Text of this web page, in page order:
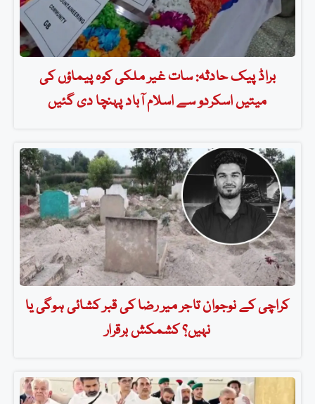
براڈ پیک حادثہ: سات غیر ملکی کوہ پیماؤں کی
میتیں اسکردو سے اسلام آباد پہنچا دی گئیں
کراچی کے نوجوان تاجر میر رضا کی قبر کشائی ہوگی یا
نہیں؟ کشمکش برقرار